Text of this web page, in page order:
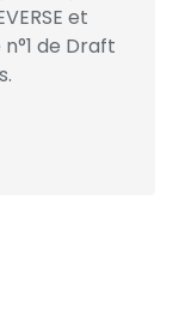
et
de Draft